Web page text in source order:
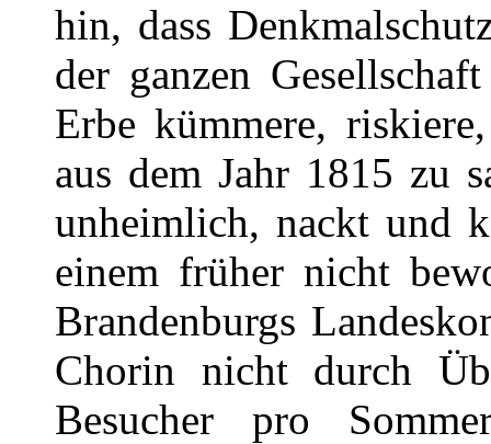
hin, dass
der ganzen
Erbe kümmere,
aus dem Jahr 1815 zu
unheimlich, nackt und
einem früher nicht
Brandenburgs
Chorin nicht durch
Besucher pro